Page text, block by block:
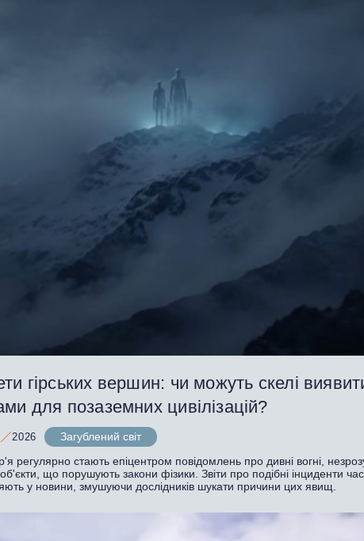
гірських вершин: чи можуть скелі
для позаземних цивілізацій?
2026
Загублений світ
регулярно стають епіцентром повідомлень про дивні вогні,
що порушують закони фізики. Звіти про подібні інциденти
у новини, змушуючи дослідників шукати причини цих явищ.